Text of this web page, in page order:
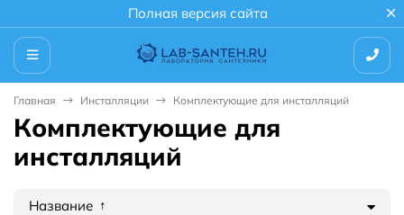
Полная версия сайта
Главная Инсталляции Комплектующие для инсталляций
Комплектующие для
инсталляций
Название